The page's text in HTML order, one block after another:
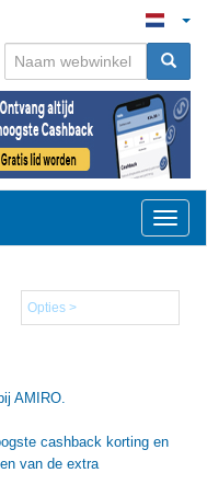
Toggle
Opties >
AMIRO.
cashback korting en
van de extra